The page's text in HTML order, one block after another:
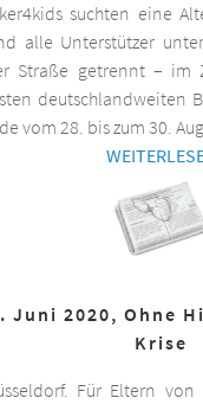
suchten eine
alle Unterstützer
Straße getrennt – im
deutschlandweiten
vom 28. bis zum 30.
Juni 2020, Ohne
Krise
Für Eltern von